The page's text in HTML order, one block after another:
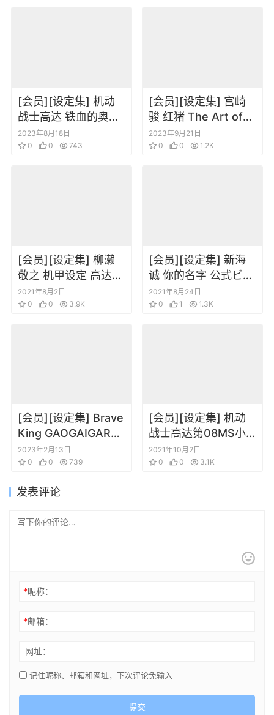
[会员][设定集] 机动
战士高达 铁血的奥尔
芬斯 机械&世界 弐
2023年8月18日
0
0 743
[会员][设定集] 宫崎
骏 红猪 The Art of
Porco Rosso
2023年9月21日
0
0 1.2K
[会员][设定集] 柳濑
敬之 机甲设定 高达机
娘设定插画原画集
2021年8月2日
0
0 3.9K
[会员][设定集] 新海
诚 你的名字 公式ビジ
ュアルガイド
2021年8月24日
0
1 1.3K
[会员][设定集] Brave
King GAOGAIGAR
Gutsy Geiod Guard’s
Ultra Technology
Guide Book
2023年2月13日
0
0 739
[会员][设定集] 机动
战士高达第08MS小
队 角色机体线稿设定
集
2021年10月2日
0
0 3.1K
发表评论
*昵称：
*邮箱：
网址：
记住昵称、邮箱和网址，下次评论免输入
提交